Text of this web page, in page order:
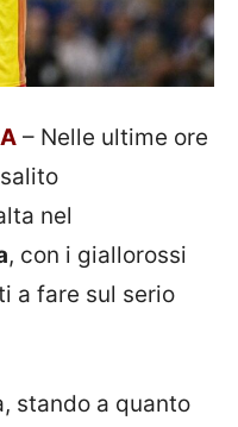
– Nelle ultime ore
nel
, con i giallorossi
a fare sul serio
stando a quanto